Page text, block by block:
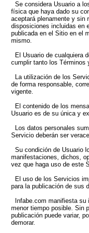
Se considera Usuario a
física que haya dado su
aceptará plenamente y sin
disposiciones incluidas en
publicada en el Sitio en el
mismo.
El Usuario de cualquiera
cumplir tanto los Términos
La utilización de los
de forma responsable,
vigente.
El contenido de los
Usuario es de su única y
Los datos personales
Servicio deberán ser
Su condición de Usuario
manifestaciones, dichos,
vez que haga uso de este
El uso de los Servicios
para la publicación de sus
Infabe.com manifiesta su
menor tiempo posible. Sin
publicación puede variar,
demorar.